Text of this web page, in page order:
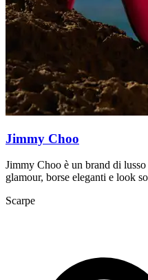
Jimmy Choo
Jimmy Choo è un brand di
glamour, borse eleganti e look
Scarpe